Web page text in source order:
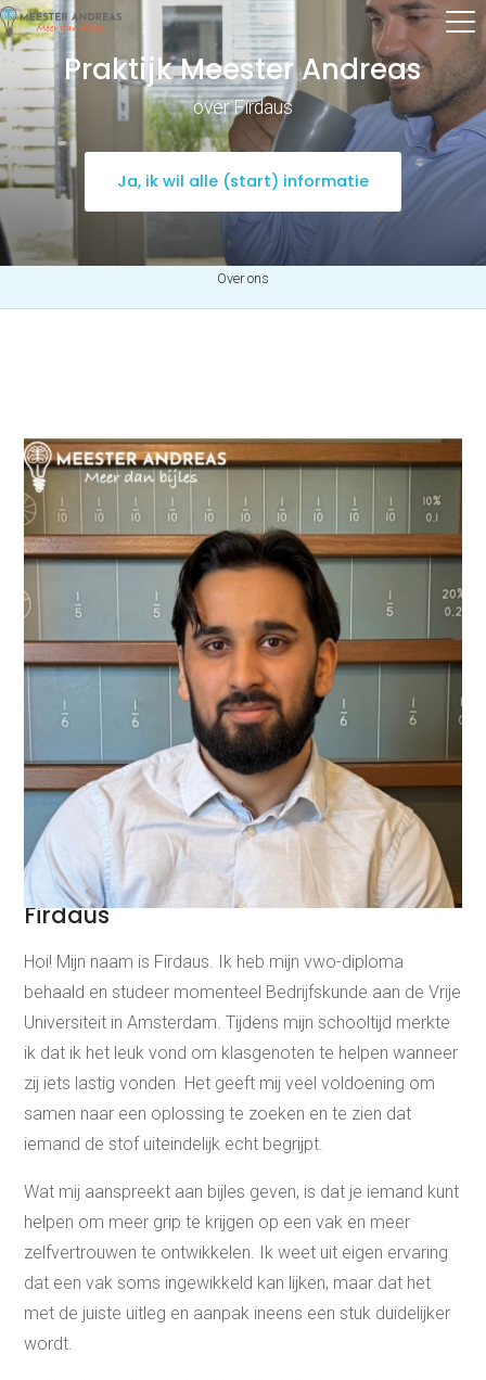
Praktijk Meester Andreas
over Firdaus
Ja, ik wil alle (start) informatie
Over ons
Firdaus
Hoi! Mijn naam is Firdaus. Ik heb mijn vwo-diploma
behaald en studeer momenteel Bedrijfskunde aan de Vrije
Universiteit in Amsterdam. Tijdens mijn schooltijd merkte
ik dat ik het leuk vond om klasgenoten te helpen wanneer
zij iets lastig vonden. Het geeft mij veel voldoening om
samen naar een oplossing te zoeken en te zien dat
iemand de stof uiteindelijk echt begrijpt.
Wat mij aanspreekt aan bijles geven, is dat je iemand kunt
helpen om meer grip te krijgen op een vak en meer
zelfvertrouwen te ontwikkelen. Ik weet uit eigen ervaring
dat een vak soms ingewikkeld kan lijken, maar dat het
met de juiste uitleg en aanpak ineens een stuk duidelijker
wordt.